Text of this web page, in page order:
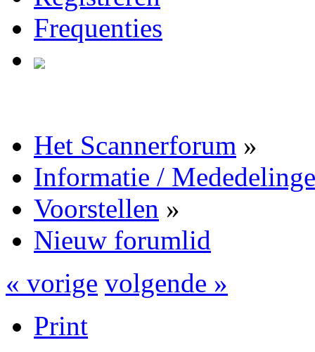
Frequenties
Het Scannerforum »
Informatie /
Voorstellen »
Nieuw forumlid
« vorige volgende »
Print